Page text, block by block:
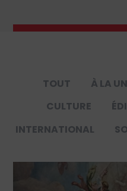
TOUT À LA
CULTURE
INTERNATIONAL